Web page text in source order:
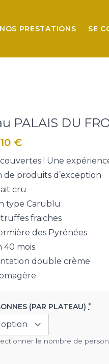
NOS PRESTATIONS SE
PALAIS DU
€
! Une
de produits d’exception
cru​
type Carublu​
fraiches​
des Pyrénées​
40 mois​
double crème​
(PAR PLATEAU) *
le nombre de